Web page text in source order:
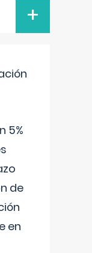
+
5%
de
en